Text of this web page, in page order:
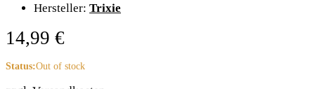
Hersteller: Trixie
14,99 €
Status:Out of stock